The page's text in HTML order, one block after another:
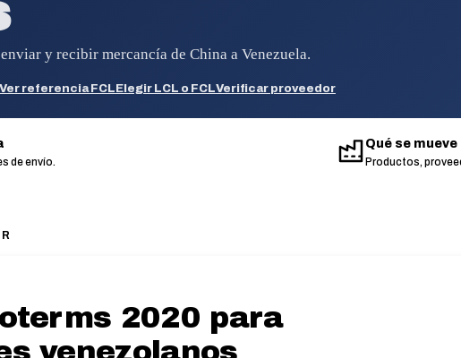
y recibir mercancía de China a Venezuela.
Ver referencia FCL Elegir LCL o FCLVerificar proveedor
de envío.
Qué se mueve
Productos,
2020 para
venezolanos